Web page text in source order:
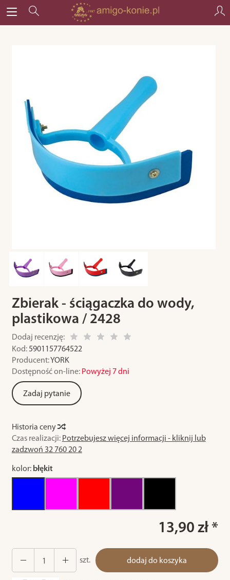
Zbierak - ściągaczka do wody,
plastikowa / 2428
Dodaj recenzję:
Kod: 5901157764522
Producent: YORK
Dostępność on-line: Powyżej 7 dni
Zadaj pytanie
Historia ceny
Czas realizacji: Potrzebujesz więcej informacji - kliknij lub
zadzwoń 32 760 20 2
kolor: błękit
13,90 zł *
szt. dodaj do koszyka